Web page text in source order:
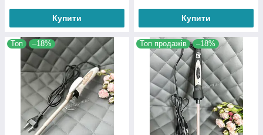
Купити Купити
Топ –18% Топ продажів –18%